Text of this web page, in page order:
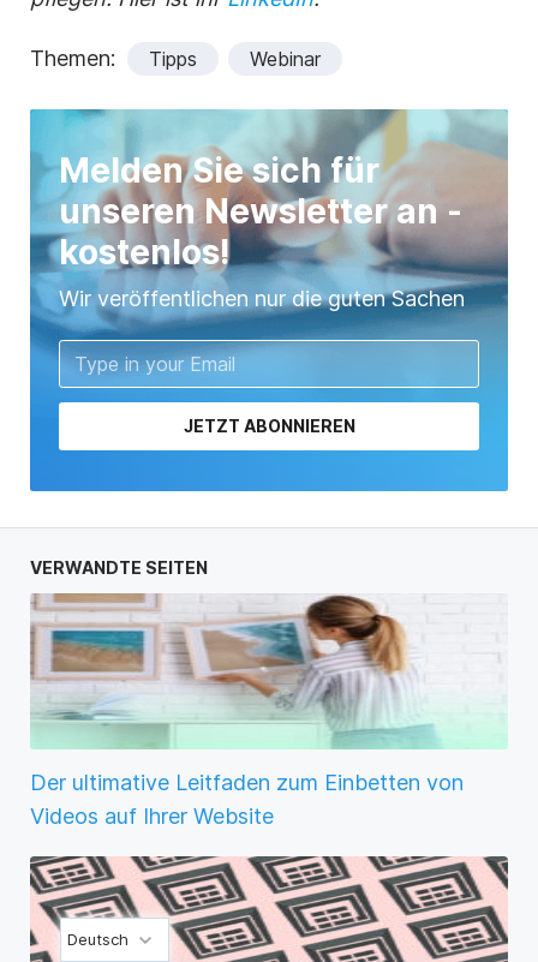
Themen: Tipps Webinar
Melden Sie sich für
unseren Newsletter an -
kostenlos!
Wir veröffentlichen nur die guten Sachen
JETZT ABONNIEREN
VERWANDTE SEITEN
Der ultimative Leitfaden zum Einbetten von
Videos auf Ihrer Website
Deutsch